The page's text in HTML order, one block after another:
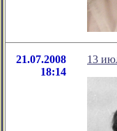
21.07.2008
18:14
13